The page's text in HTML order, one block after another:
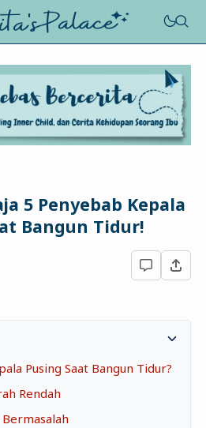
5 Penyebab Kepala
Bangun Tidur!
Pusing Saat Bangun Tidur?
Rendah